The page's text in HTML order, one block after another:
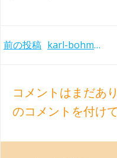
Post
前の投稿 karl-bohm-early-recordings
コメントはまだあ
のコメントを付け